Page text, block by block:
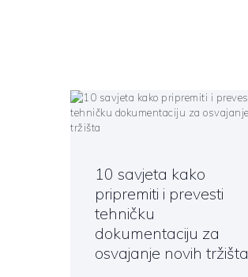
NASLOVNICA
UČENJE STRANIH JEZIKA
O NAMA
BLOG
KONTAKT
HRVATSKI
10 savjeta kako
pripremiti i prevesti
tehničku
dokumentaciju za
osvajanje novih tržišta